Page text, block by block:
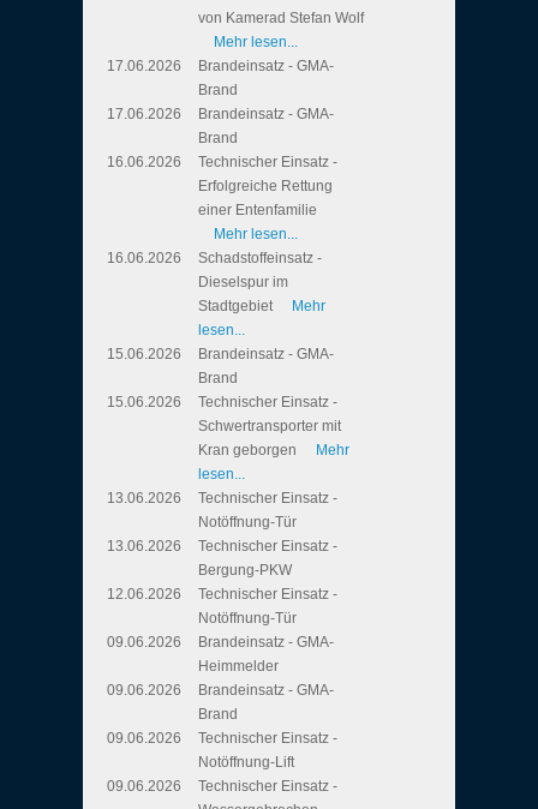
von Kamerad Stefan Wolf
Mehr lesen...
17.06.2026
Brandeinsatz - GMA-
Brand
17.06.2026
Brandeinsatz - GMA-
Brand
16.06.2026
Technischer Einsatz -
Erfolgreiche Rettung
einer Entenfamilie
Mehr lesen...
16.06.2026
Schadstoffeinsatz -
Dieselspur im
Stadtgebiet
Mehr
lesen...
15.06.2026
Brandeinsatz - GMA-
Brand
15.06.2026
Technischer Einsatz -
Schwertransporter mit
Kran geborgen
Mehr
lesen...
13.06.2026
Technischer Einsatz -
Notöffnung-Tür
13.06.2026
Technischer Einsatz -
Bergung-PKW
12.06.2026
Technischer Einsatz -
Notöffnung-Tür
09.06.2026
Brandeinsatz - GMA-
Heimmelder
09.06.2026
Brandeinsatz - GMA-
Brand
09.06.2026
Technischer Einsatz -
Notöffnung-Lift
09.06.2026
Technischer Einsatz -